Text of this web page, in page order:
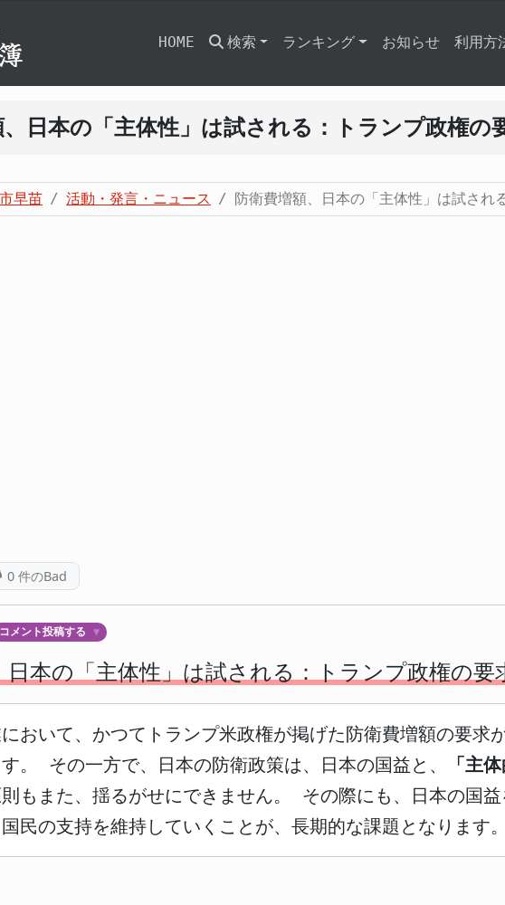
HOME 検索 ランキング お知らせ 利用方
、日本の「主体性」は試される：トランプ政権の
早苗 活動・発言・ニュース 防衛費増額、日本の「主体性」は試され
0 件のBad
コメント投稿する ▼
日本の「主体性」は試される：トランプ政権の要
おいて、かつてトランプ米政権が掲げた防衛費増額の要求
。 その一方で、日本の防衛政策は、日本の国益と、
「主
もまた、揺るがせにできません。 その際にも、日本の国益
民の支持を維持していくことが、長期的な課題となります。